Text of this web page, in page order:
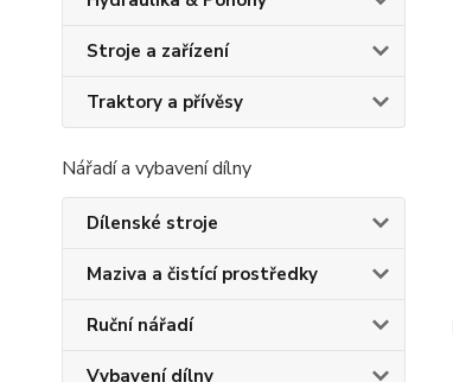
Stroje a zařízení
Traktory a přívěsy
Nářadí a vybavení dílny
Dílenské stroje
Maziva a čistící prostředky
Ruční nářadí
Vybavení dílny